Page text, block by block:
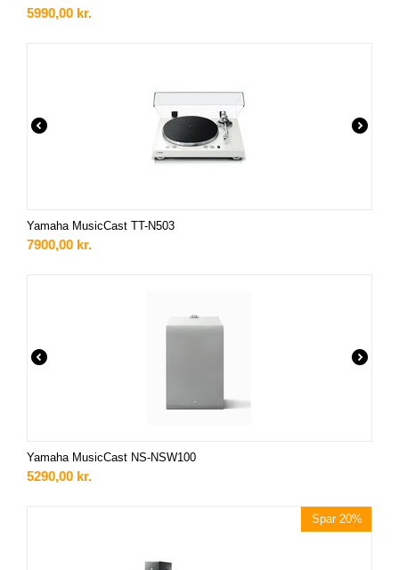
5990,00 kr.
Yamaha MusicCast TT-N503
7900,00 kr.
Yamaha MusicCast NS-NSW100
5290,00 kr.
Spar 20%